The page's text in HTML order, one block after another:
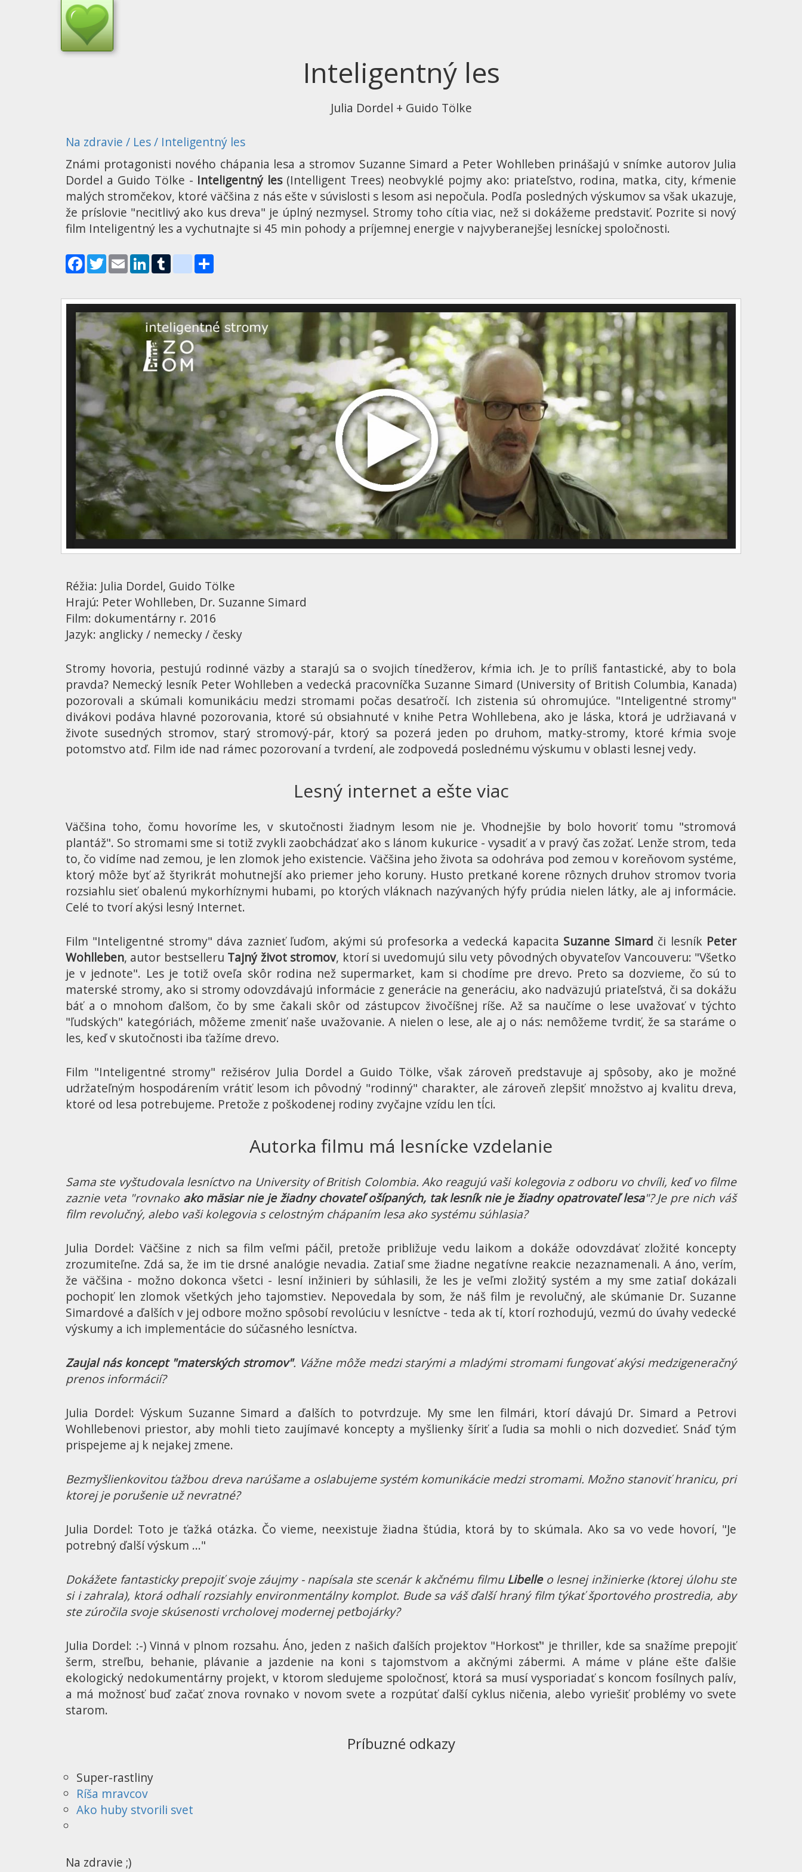
Inteligentný les
Julia Dordel + Guido Tölke
Na zdravie / Les/ Inteligentný les
Známi protagonisti nového chápania lesa a stromov Suzanne Simard a Peter Wohlleben prinášajú v snímke autorov Julia
Dordel a Guido Tölke - Inteligentný les(Intelligent Trees) neobvyklé pojmy ako: priateľstvo, rodina, matka, city, kŕmenie
malých stromčekov, ktoré väčšina z nás ešte v súvislosti s lesom asi nepočula. Podľa posledných výskumov sa však ukazuje,
že príslovie "necitlivý ako kus dreva" je úplný nezmysel. Stromy toho cítia viac, než si dokážeme predstaviť. Pozrite si nový
film Inteligentný les a vychutnajte si 45 min pohody a príjemnej energie v najvyberanejšej lesníckej spoločnosti.
Facebook
Twitter
EmailLinkedIn
Tumblrblogger_post
Réžia: Julia Dordel, Guido Tölke
Hrajú: Peter Wohlleben, Dr. Suzanne Simard
Film: dokumentárny r. 2016
Jazyk: anglicky / nemecky / česky
Stromy hovoria, pestujú rodinné väzby a starajú sa o svojich tínedžerov, kŕmia ich. Je to príliš fantastické, aby to bola
pravda? Nemecký lesník Peter Wohlleben a vedecká pracovníčka Suzanne Simard (University of British Columbia, Kanada)
pozorovali a skúmali komunikáciu medzi stromami počas desaťročí. Ich zistenia sú ohromujúce. "Inteligentné stromy"
divákovi podáva hlavné pozorovania, ktoré sú obsiahnuté v knihe Petra Wohllebena, ako je láska, ktorá je udržiavaná v
živote susedných stromov, starý stromový-pár, ktorý sa pozerá jeden po druhom, matky-stromy, ktoré kŕmia svoje
potomstvo atď. Film ide nad rámec pozorovaní a tvrdení, ale zodpovedá poslednému výskumu v oblasti lesnej vedy.
Lesný internet a ešte viac
Väčšina toho, čomu hovoríme les, v skutočnosti žiadnym lesom nie je. Vhodnejšie by bolo hovoriť tomu "stromová
plantáž". So stromami sme si totiž zvykli zaobchádzať ako s lánom kukurice - vysadiť a v pravý čas zožať. Lenže strom, teda
to, čo vidíme nad zemou, je len zlomok jeho existencie. Väčšina jeho života sa odohráva pod zemou v koreňovom systéme,
ktorý môže byť až štyrikrát mohutnejší ako priemer jeho koruny. Husto pretkané korene rôznych druhov stromov tvoria
rozsiahlu sieť obalenú mykorhíznymi hubami, po ktorých vláknach nazývaných hýfy prúdia nielen látky, ale aj informácie.
Celé to tvorí akýsi lesný Internet.
Film "Inteligentné stromy" dáva zaznieť ľuďom, akými sú profesorka a vedecká kapacita Suzanne Simard či lesník Peter
Wohlleben, autor bestselleru Tajný život stromov, ktorí si uvedomujú silu vety pôvodných obyvateľov Vancouveru: "Všetko
je v jednote". Les je totiž oveľa skôr rodina než supermarket, kam si chodíme pre drevo. Preto sa dozvieme, čo sú to
materské stromy, ako si stromy odovzdávajú informácie z generácie na generáciu, ako nadväzujú priateľstvá, či sa dokážu
báť a o mnohom ďalšom, čo by sme čakali skôr od zástupcov živočíšnej ríše. Až sa naučíme o lese uvažovať v týchto
"ľudských" kategóriách, môžeme zmeniť naše uvažovanie. A nielen o lese, ale aj o nás: nemôžeme tvrdiť, že sa staráme o
les, keď v skutočnosti iba ťažíme drevo.
Film "Inteligentné stromy" režisérov Julia Dordel a Guido Tölke, však zároveň predstavuje aj spôsoby, ako je možné
udržateľným hospodárením vrátiť lesom ich pôvodný "rodinný" charakter, ale zároveň zlepšiť množstvo aj kvalitu dreva,
ktoré od lesa potrebujeme. Pretože z poškodenej rodiny zvyčajne vzídu len tĺci.
Autorka filmu má lesnícke vzdelanie
Sama ste vyštudovala lesníctvo na University of British Colombia. Ako reagujú vaši kolegovia z odboru vo chvíli, keď vo filme
zaznie veta "rovnako ako mäsiar nie je žiadny chovateľ ošípaných, tak lesník nie je žiadny opatrovateľ lesa"? Je pre nich váš
film revolučný, alebo vaši kolegovia s celostným chápaním lesa ako systému súhlasia?
Julia Dordel: Väčšine z nich sa film veľmi páčil, pretože približuje vedu laikom a dokáže odovzdávať zložité koncepty
zrozumiteľne. Zdá sa, že im tie drsné analógie nevadia. Zatiaľ sme žiadne negatívne reakcie nezaznamenali. A áno, verím,
že väčšina - možno dokonca všetci - lesní inžinieri by súhlasili, že les je veľmi zložitý systém a my sme zatiaľ dokázali
pochopiť len zlomok všetkých jeho tajomstiev. Nepovedala by som, že náš film je revolučný, ale skúmanie Dr. Suzanne
Simardové a ďalších v jej odbore možno spôsobí revolúciu v lesníctve - teda ak tí, ktorí rozhodujú, vezmú do úvahy vedecké
výskumy a ich implementácie do súčasného lesníctva.
Zaujal nás koncept "materských stromov". Vážne môže medzi starými a mladými stromami fungovať akýsi medzigeneračný
prenos informácií?
Julia Dordel: Výskum Suzanne Simard a ďalších to potvrdzuje. My sme len filmári, ktorí dávajú Dr. Simard a Petrovi
Wohllebenovi priestor, aby mohli tieto zaujímavé koncepty a myšlienky šíriť a ľudia sa mohli o nich dozvedieť. Snáď tým
prispejeme aj k nejakej zmene.
Bezmyšlienkovitou ťažbou dreva narúšame a oslabujeme systém komunikácie medzi stromami. Možno stanoviť hranicu, pri
ktorej je porušenie už nevratné?
Julia Dordel: Toto je ťažká otázka. Čo vieme, neexistuje žiadna štúdia, ktorá by to skúmala. Ako sa vo vede hovorí, "Je
potrebný ďalší výskum ..."
Dokážete fantasticky prepojiť svoje záujmy - napísala ste scenár k akčnému filmu Libelleo lesnej inžinierke (ktorej úlohu ste
si i zahrala), ktorá odhalí rozsiahly environmentálny komplot. Bude sa váš ďalší hraný film týkať športového prostredia, aby
ste zúročila svoje skúsenosti vrcholovej modernej peťbojárky?
Julia Dordel: :-) Vinná v plnom rozsahu. Áno, jeden z našich ďalších projektov "Horkosť" je thriller, kde sa snažíme prepojiť
šerm, streľbu, behanie, plávanie a jazdenie na koni s tajomstvom a akčnými zábermi. A máme v pláne ešte ďalšie
ekologický nedokumentárny projekt, v ktorom sledujeme spoločnosť, ktorá sa musí vysporiadať s koncom fosílnych palív,
a má možnosť buď začať znova rovnako v novom svete a rozpútať ďalší cyklus ničenia, alebo vyriešiť problémy vo svete
starom.
Príbuzné odkazy
Super-rastliny
Ríša mravcov
Ako huby stvorili svet
Na zdravie ;)